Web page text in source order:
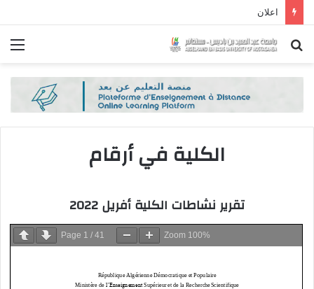
اعلان
بحث
الكلية في أرقام
تقرير نشاطات الكلية أفريل 2022
Page 1 / 41 Zoom 100%